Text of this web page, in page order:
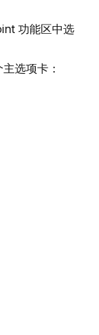
功能区中选
选项卡：